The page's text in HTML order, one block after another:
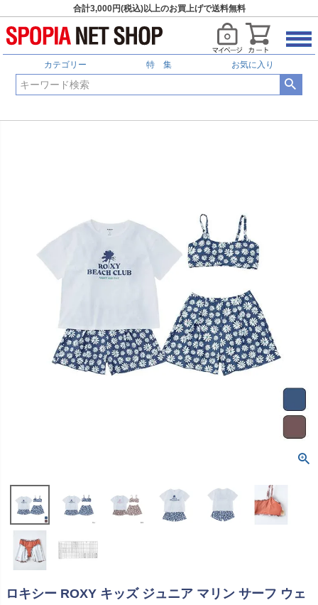
合計3,000円(税込)以上のお買上げで送料無料
カテゴリー 特 集 お気に入り
ロキシー ROXY キッズ ジュニア マリン サーフ ウェ